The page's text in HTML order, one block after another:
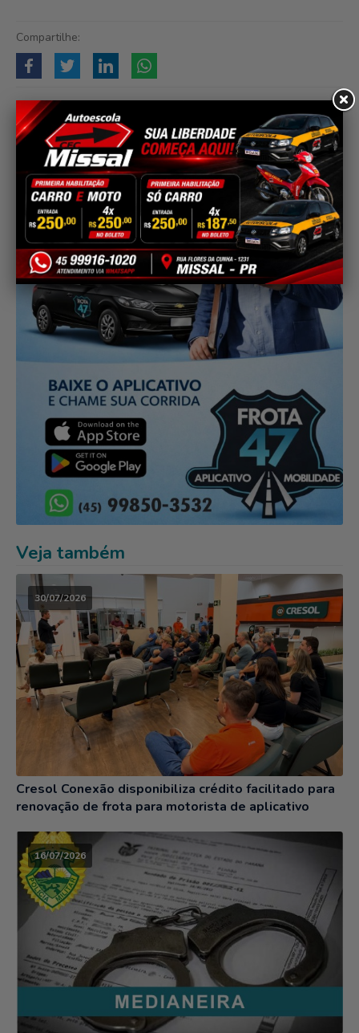
Compartilhe:
Veja também
30/07/2026
Cresol Conexão disponibiliza crédito facilitado para
renovação de frota para motorista de aplicativo
16/07/2026